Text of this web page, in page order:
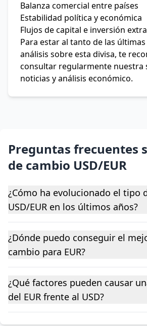
Balanza comercial entre países
Estabilidad política y económica
Flujos de capital e inversión
Para estar al tanto de las
análisis sobre esta divisa, te
consultar regularmente nuestra
noticias y análisis económico.
Preguntas frecuentes
de cambio USD/EUR
¿Cómo ha evolucionado el tipo
USD/EUR en los últimos años?
¿Dónde puedo conseguir el
cambio para EUR?
¿Qué factores pueden causar
del EUR frente al USD?